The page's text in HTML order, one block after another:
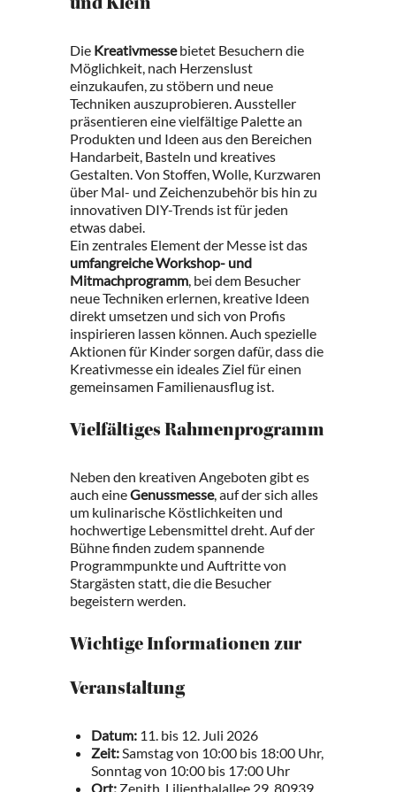
und Klein
Die Kreativmessebietet Besuchern die
Möglichkeit, nach Herzenslust
einzukaufen, zu stöbern und neue
Techniken auszuprobieren. Aussteller
präsentieren eine vielfältige Palette an
Produkten und Ideen aus den Bereichen
Handarbeit, Basteln und kreatives
Gestalten. Von Stoffen, Wolle, Kurzwaren
über Mal- und Zeichenzubehör bis hin zu
innovativen DIY-Trends ist für jeden
etwas dabei.
Ein zentrales Element der Messe ist das
umfangreiche Workshop- und
Mitmachprogramm, bei dem Besucher
neue Techniken erlernen, kreative Ideen
direkt umsetzen und sich von Profis
inspirieren lassen können. Auch spezielle
Aktionen für Kinder sorgen dafür, dass die
Kreativmesse ein ideales Ziel für einen
gemeinsamen Familienausflug ist.
Vielfältiges Rahmenprogramm
Neben den kreativen Angeboten gibt es
auch eineGenussmesse, auf der sich alles
um kulinarische Köstlichkeiten und
hochwertige Lebensmittel dreht. Auf der
Bühne finden zudem spannende
Programmpunkte und Auftritte von
Stargästen statt, die die Besucher
begeistern werden.
Wichtige Informationen zur
Veranstaltung
Datum: 11. bis 12. Juli 2026
Zeit:Samstag von 10:00 bis 18:00 Uhr,
Sonntag von 10:00 bis 17:00 Uhr
Ort: Zenith, Lilienthalallee 29, 80939